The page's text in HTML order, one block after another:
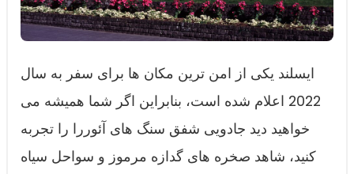
ایسلند یکی از امن ترین مکان ها برای سفر به سال
2022 اعلام شده است، بنابراین اگر شما همیشه می
خواهید دید جادویی شفق سنگ های آئوررا را تجربه
کنید، شاهد صخره های گدازه مرموز و سواحل سیاه